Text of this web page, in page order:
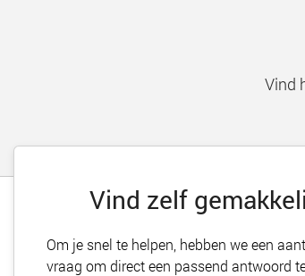
Vind
Vind zelf
Om je snel te helpen, hebben we een
vraag om direct een passend antwoord